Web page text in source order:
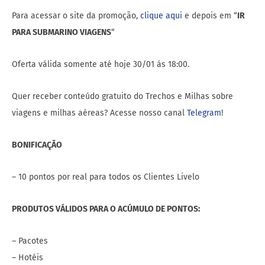
Para acessar o site da promoção, clique aqui e depois em “IR
PARA SUBMARINO VIAGENS“
Oferta válida somente até hoje 30/01 ás 18:00.
Quer receber conteúdo gratuito do Trechos e Milhas sobre
viagens e milhas aéreas? Acesse nosso canal Telegram!
BONIFICAÇÃO
– 10 pontos por real para todos os Clientes Livelo
PRODUTOS VÁLIDOS PARA O ACÚMULO DE PONTOS:
– Pacotes
– Hotéis